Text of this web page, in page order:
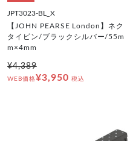
JPT3023-BL_X
【JOHN PEARSE London】ネク
タイピン/ブラックシルバー/55m
m×4mm
¥4,389
WEB価格¥3,950 税込